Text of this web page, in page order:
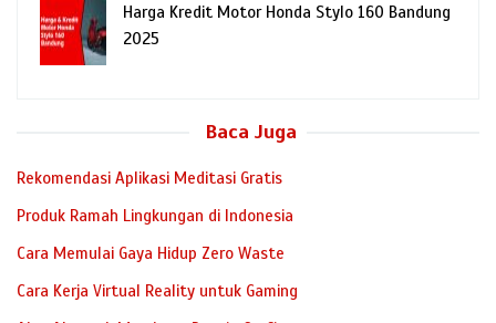
Harga Kredit Motor Honda Stylo 160 Bandung
2025
Baca Juga
Rekomendasi Aplikasi Meditasi Gratis
Produk Ramah Lingkungan di Indonesia
Cara Memulai Gaya Hidup Zero Waste
Cara Kerja Virtual Reality untuk Gaming